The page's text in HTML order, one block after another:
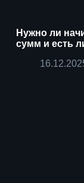
Нужно ли
сумм и есть